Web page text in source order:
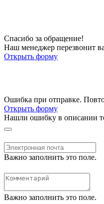
Спасибо за обращение!
Наш менеджер перезвонит
Открыть форму
Ошибка при отправке.
Открыть форму
Нашли ошибку в описании
Важно заполнить это поле.
Важно заполнить это поле.